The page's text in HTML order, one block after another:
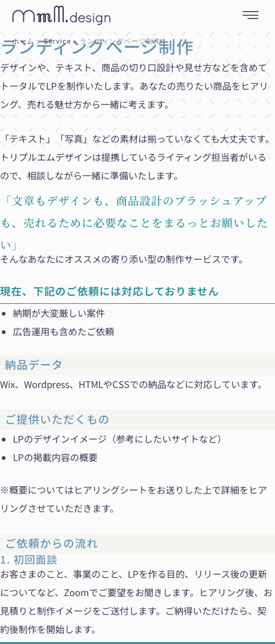
ス
キ
ッ
ホーム Service ランディングページ制作
ランディングページ制作
デザインや、テキスト、商品の切り口設計や見せ方などを含めて
トータルでLPを制作いたします。あなたの売りたい商品をヒアリ
ング、売れる魅せ方から一緒に考えます。
「テキスト」「写真」などの素材は揃っていなくても大丈夫です。
トリプルエムデザインは提携しているライティング担当者がいる
ので、相談しながら一緒に準備いたします。
「文章もデザインも、商品設計のブラッシュアップ
も、売れるために必要なことをまるっとお願いした
い」
そんなあなたにオススメの寄り添い型の制作サービスです。
現在、下記のご依頼には対応しておりません
納期が大変厳しい案件
広告運用も含めたご依頼
納品データ
Wix、Wordpress、HTMLやCSSでの納品などに対応しています。
ご提供いただくもの
LPのデザインイメージ（参考にしたいサイトなど）
LPの掲載内容の概要
※概要についてはヒアリングシートをお送りした上で詳細をヒア
リングさせていただきます。
ご依頼からの流れ
1. 初回面談
お客さまのこと、事業のこと、LPを作る目的、リリース後の更新
についてなど、Zoomでご要望をお聞きします。ヒアリング後、お
見積りと制作イメージをご送付します。ご納得いただけたら、契
約後制作を開始します。